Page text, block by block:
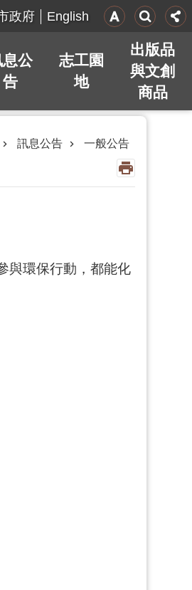
政府 English
息公
告
志工園
地
出版品
與文創
商品
訊息公告 一般公告
與環保行動，都能化